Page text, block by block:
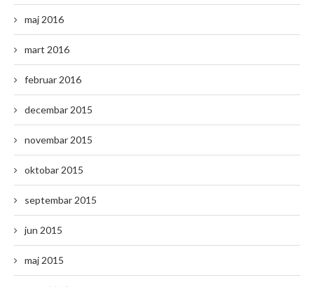
maj 2016
mart 2016
februar 2016
decembar 2015
novembar 2015
oktobar 2015
septembar 2015
jun 2015
maj 2015